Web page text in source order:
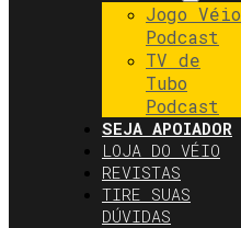
Jogo Véio
Podcast
TV de
Tubo
Podcast
SEJA APOIADOR
LOJA DO VÉIO
REVISTAS
TIRE SUAS
DÚVIDAS